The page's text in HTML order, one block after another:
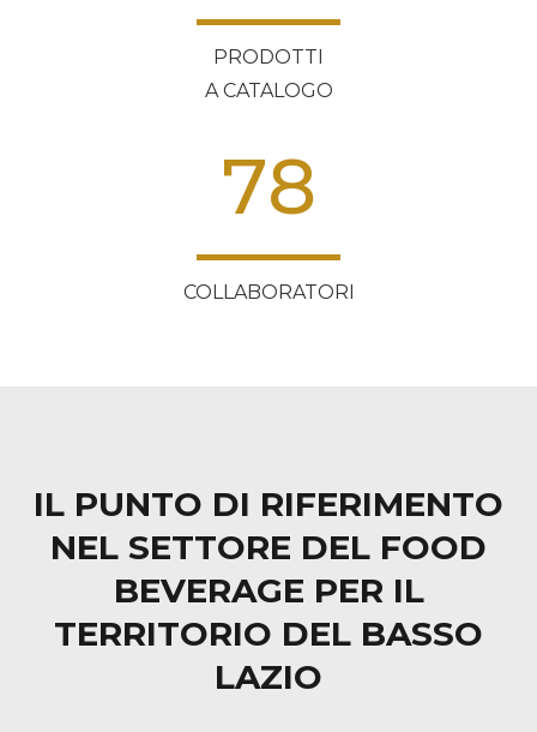
PRODOTTI
A CATALOGO
78
COLLABORATORI
IL PUNTO DI RIFERIMENTO
NEL SETTORE DEL FOOD
BEVERAGE PER IL
TERRITORIO DEL BASSO
LAZIO